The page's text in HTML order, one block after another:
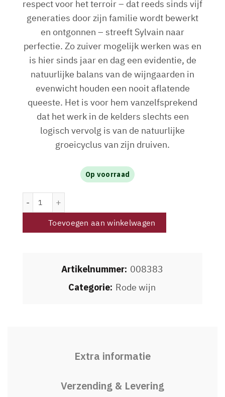
respect voor het terroir – dat reeds sinds vijf
generaties door zijn familie wordt bewerkt
en ontgonnen – streeft Sylvain naar
perfectie. Zo zuiver mogelijk werken was en
is hier sinds jaar en dag een evidentie, de
natuurlijke balans van de wijngaarden in
evenwicht houden een nooit aflatende
queeste. Het is voor hem vanzelfsprekend
dat het werk in de kelders slechts een
logisch vervolg is van de natuurlijke
groeicyclus van zijn druiven.
Op voorraad
Toevoegen aan winkelwagen
Artikelnummer: 008383
Categorie: Rode wijn
Extra informatie
Verzending & Levering